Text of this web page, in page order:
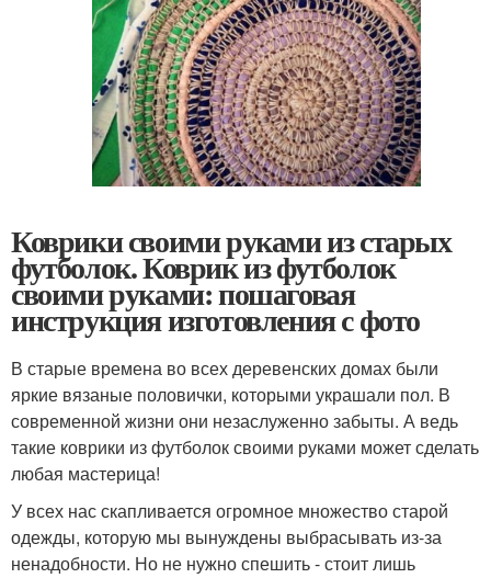
Коврики своими руками из старых
футболок. Коврик из футболок
своими руками: пошаговая
инструкция изготовления с фото
В старые времена во всех деревенских домах были
яркие вязаные половички, которыми украшали пол. В
современной жизни они незаслуженно забыты. А ведь
такие коврики из футболок своими руками может сделать
любая мастерица!
У всех нас скапливается огромное множество старой
одежды, которую мы вынуждены выбрасывать из-за
ненадобности. Но не нужно спешить - стоит лишь